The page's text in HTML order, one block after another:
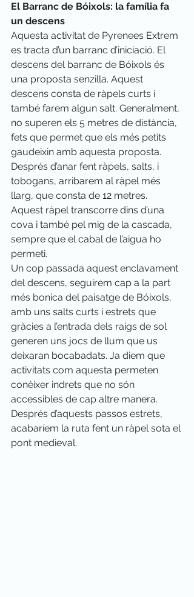
El Barranc de Bóixols: la família fa
un descens
Aquesta activitat de Pyrenees Extrem
es tracta d’un barranc d’iniciació. El
descens del barranc de Bóixols és
una proposta senzilla. Aquest
descens consta de ràpels curts i
també farem algun salt. Generalment,
no superen els 5 metres de distància,
fets que permet que els més petits
gaudeixin amb aquesta proposta.
Després d’anar fent ràpels, salts, i
tobogans, arribarem al ràpel més
llarg, que consta de 12 metres.
Aquest ràpel transcorre dins d’una
cova i també pel mig de la cascada,
sempre que el cabal de l’aigua ho
permeti.
Un cop passada aquest enclavament
del descens, seguirem cap a la part
més bonica del paisatge de Bóixols,
amb uns salts curts i estrets que
gràcies a l’entrada dels raigs de sol
generen uns jocs de llum que us
deixaran bocabadats. Ja diem que
activitats com aquesta permeten
conèixer indrets que no són
accessibles de cap altre manera.
Després d’aquests passos estrets,
acabaríem la ruta fent un ràpel sota el
pont medieval.